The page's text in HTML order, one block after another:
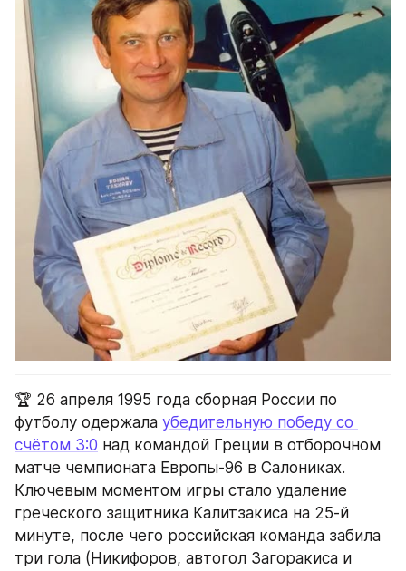
🏆 26 апреля 1995 года сборная России по
футболу одержала убедительную победу со
счётом 3:0 над командой Греции в отборочном
матче чемпионата Европы-96 в Салониках.
Ключевым моментом игры стало удаление
греческого защитника Калитзакиса на 25-й
минуте, после чего российская команда забила
три гола (Никифоров, автогол Загоракиса и